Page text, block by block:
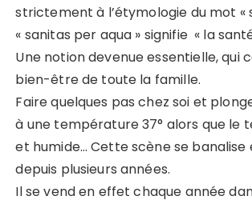
strictement à l’étymologie du mot «
« sanitas per aqua » signifie « la
Une notion devenue essentielle, qui
bien-être de toute la famille.
Faire quelques pas chez soi et
à une température 37° alors que le
et humide… Cette scène se banalise
depuis plusieurs années.
Il se vend en effet chaque année